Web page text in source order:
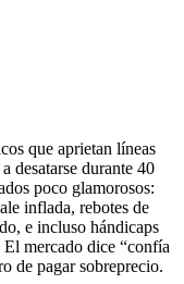
que aprietan líneas
desatarse durante 40
poco glamorosos:
inflada, rebotes de
e incluso hándicaps
mercado dice “confía
de pagar sobreprecio.